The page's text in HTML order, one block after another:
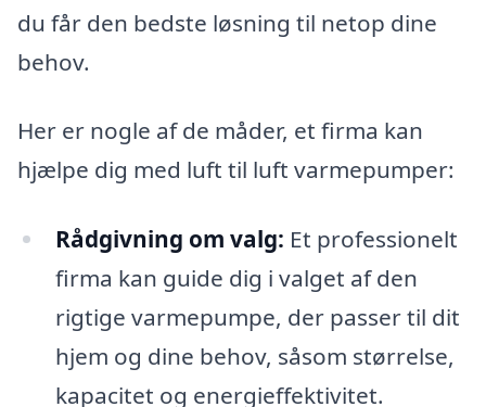
du får den bedste løsning til netop dine
behov.
Her er nogle af de måder, et firma kan
hjælpe dig med luft til luft varmepumper:
Rådgivning om valg: Et professionelt
firma kan guide dig i valget af den
rigtige varmepumpe, der passer til dit
hjem og dine behov, såsom størrelse,
kapacitet og energieffektivitet.